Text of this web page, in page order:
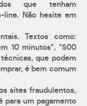
que tenham
line. Não hesite em
Textos como:
10 minutos", "500
que podem
é bem comum
sites fraudulentos,
para um pagamento